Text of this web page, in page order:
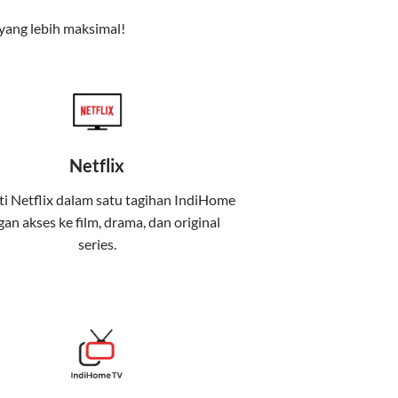
Telkomsel One, sebuah
dan komunikasi dalam satu paket
internet (Telkomsel) dalam satu paket.
lebih maksimal!
Netflix
Netflix dalam satu tagihan IndiHome
akses ke film, drama, dan original
series.